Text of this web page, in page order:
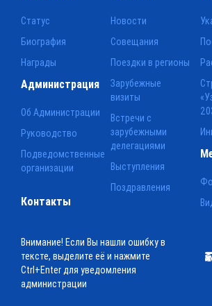
Статус
Биография
Награды
Новости
Совещания
Поездки в регионы
Зарубежные
визиты
Встречи с
зарубежными
делегациями
Выступления
Поздравления
Администрация
Об Администрации
Руководство
Подведомственные
организации
Контакты
Внимание! Если Вы нашли ошибку в
тексте, выделите её и нажмите
Ctrl+Enter для уведомления
администрации